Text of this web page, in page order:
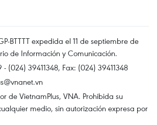
BTTTT expedida el 11 de septiembre de
de Información y Comunicación.
- (024) 39411348, Fax: (024) 39411348
de VietnamPlus, VNA. Prohibida su
medio, sin autorización expresa por